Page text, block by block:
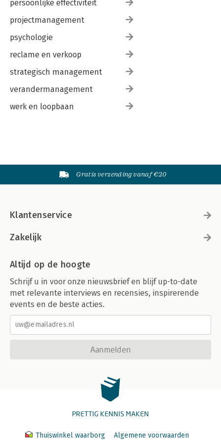
persoonlijke effectiviteit
projectmanagement
psychologie
reclame en verkoop
strategisch management
verandermanagement
werk en loopbaan
Gratis verzending vanaf €20
Klantenservice
Zakelijk
Altijd op de hoogte
Schrijf u in voor onze nieuwsbrief en blijf up-to-date
met relevante interviews en recensies, inspirerende
events en de beste acties.
Aanmelden
PRETTIG KENNIS MAKEN
Thuiswinkel waarborg Algemene voorwaarden